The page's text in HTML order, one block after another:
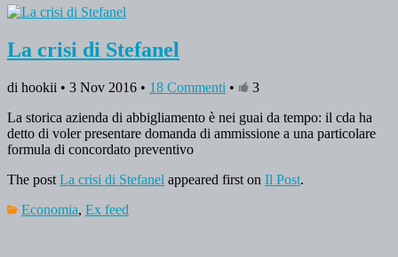
La crisi di Stefanel
di hookii • 3 Nov 2016 • 18 Commenti •
3
La storica azienda di abbigliamento è nei guai da tempo: il cda ha
detto di voler presentare domanda di ammissione a una particolare
formula di concordato preventivo
The post La crisi di Stefanel appeared first on Il Post.
Economia, Ex feed